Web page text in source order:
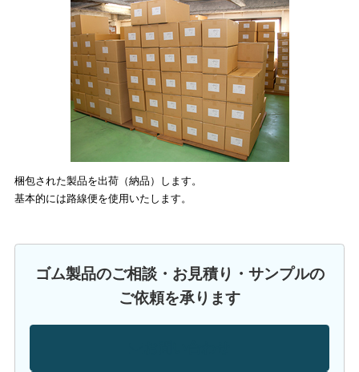
梱包された製品を出荷（納品）します。
基本的には路線便を使用いたします。
ゴム製品のご相談・お見積り・サンプルの
ご依頼を承ります